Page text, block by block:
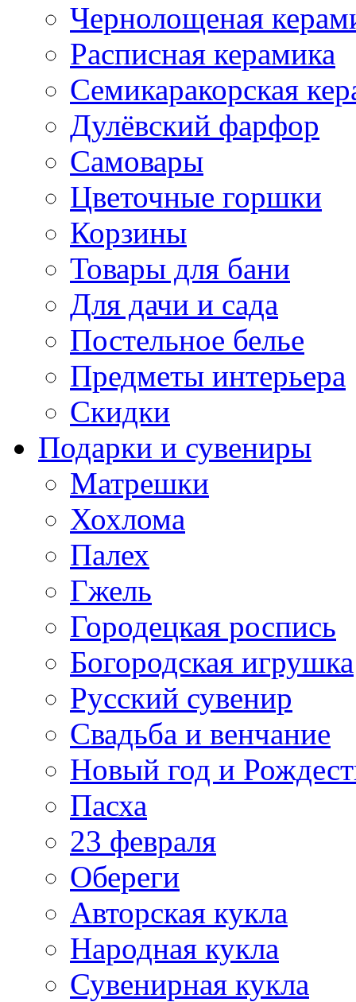
Чернолощеная
Расписная керамика
Семикаракорская
Дулёвский фарфор
Самовары
Цветочные горшки
Корзины
Товары для бани
Для дачи и сада
Постельное белье
Предметы интерьера
Скидки
Подарки и сувениры
Матрешки
Хохлома
Палех
Гжель
Городецкая роспись
Богородская игрушка
Русский сувенир
Свадьба и венчание
Новый год и
Пасха
23 февраля
Обереги
Авторская кукла
Народная кукла
Сувенирная кукла